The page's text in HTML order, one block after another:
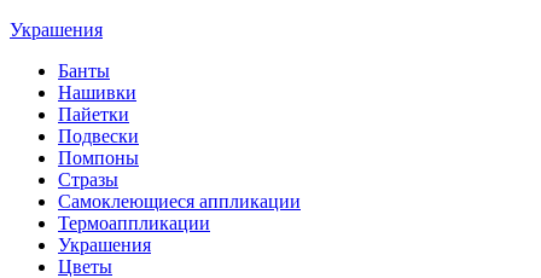
Украшения
Банты
Нашивки
Пайетки
Подвески
Помпоны
Стразы
Самоклеющиеся аппликации
Термоаппликации
Украшения
Цветы